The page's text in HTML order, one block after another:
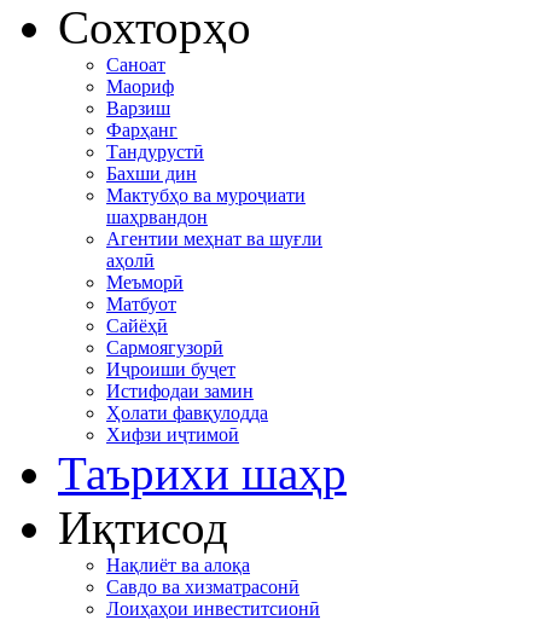
Сохторҳо
Саноат
Маориф
Варзиш
Фарҳанг
Тандурустӣ
Бахши дин
Мактубҳо ва муроҷиати
шаҳрвандон
Агентии меҳнат ва шуғли
аҳолӣ
Меъморӣ
Матбуот
Сайёҳӣ
Сармоягузорӣ
Иҷроиши буҷет
Истифодаи замин
Ҳолати фавқулодда
Хифзи иҷтимоӣ
Таърихи шаҳр
Иқтисод
Нақлиёт ва алоқа
Савдо ва хизматрасонӣ
Лоиҳаҳои инвеститсионӣ